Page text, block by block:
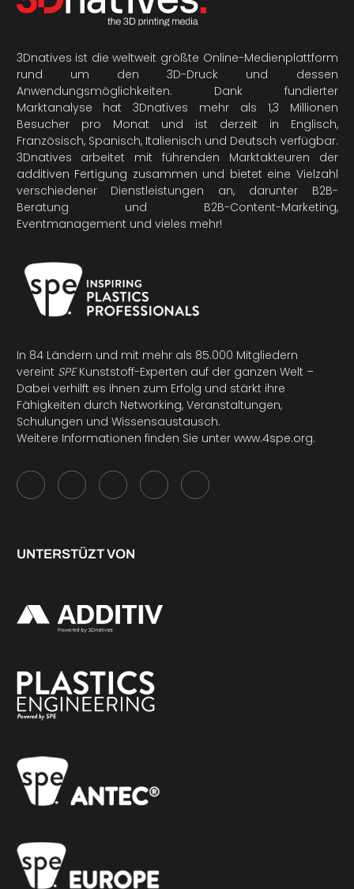
3Dnatives ist die weltweit größte Online-Medienplattform
rund um den 3D-Druck und dessen
Anwendungsmöglichkeiten. Dank fundierter
Marktanalyse hat 3Dnatives mehr als 1,3 Millionen
Besucher pro Monat und ist derzeit in Englisch,
Französisch, Spanisch, Italienisch und Deutsch verfügbar.
3Dnatives arbeitet mit führenden Marktakteuren der
additiven Fertigung zusammen und bietet eine Vielzahl
verschiedener Dienstleistungen an, darunter B2B-
Beratung und B2B-Content-Marketing,
Eventmanagement und vieles mehr!
In 84 Ländern und mit mehr als 85.000 Mitgliedern
vereint SPEKunststoff-Experten auf der ganzen Welt –
Dabei verhilft es ihnen zum Erfolg und stärkt ihre
Fähigkeiten durch Networking, Veranstaltungen,
Schulungen und Wissensaustausch.
Weitere Informationen finden Sie unter www.4spe.org.
UNTERSTÜZT VON